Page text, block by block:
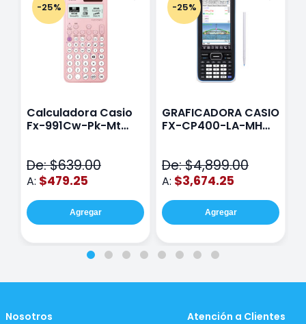
-25%
Calculadora Casio
Fx-991Cw-Pk-Mt
De: $639.00
A: $479.25
Agregar
-25%
GRAFICADORA CASIO
FX-CP400-LA-MH
De: $4,899.00
A: $3,674.25
Agregar
Nosotros Atención a Clientes